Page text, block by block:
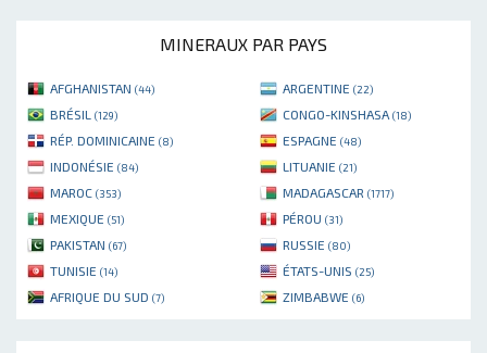
MINERAUX PAR PAYS
AFGHANISTAN (44) ARGENTINE (22)
BRÉSIL (129) CONGO-KINSHASA (18)
RÉP. DOMINICAINE (8) ESPAGNE (48)
INDONÉSIE (84) LITUANIE (21)
MAROC (353) MADAGASCAR (1717)
MEXIQUE (51) PÉROU (31)
PAKISTAN (67) RUSSIE (80)
TUNISIE (14) ÉTATS-UNIS (25)
AFRIQUE DU SUD (7) ZIMBABWE (6)